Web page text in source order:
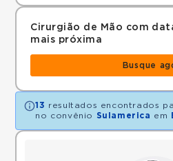
Cirurgião de Mão com
mais próxima
Busque
13 resultados encontrados
no convênio
Sulamerica em